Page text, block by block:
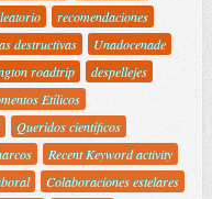
recomendaciones
destructivas
Unadocenade
roadtrip
despellejes
Etílicos
Queridos científicos
Recent Keyword activity
Colaboraciones estelares